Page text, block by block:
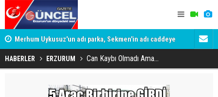
Merhum Uykusuz'un adı parka, Sekmen'in adı caddeye
verildi
HABERLER ERZURUM Can Kaybı Olmadı Ama...